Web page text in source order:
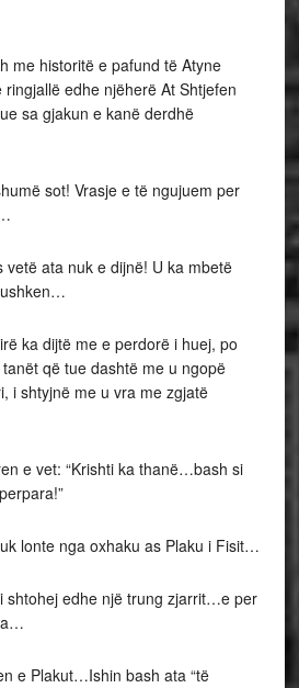
me historitë e pafund të Atyne
edhe njëherë At Shtjefen
sa gjakun e kanë derdhë
sot! Vrasje e të ngujuem per
vetë ata nuk e dijnë! U ka mbetë
ka dijtë me e perdorë i huej, po
që tue dashtë me u ngopë
i shtyjnë me u vra me zgjatë
e vet: “Krishti ka thanë…bash si
lonte nga oxhaku as Plaku i Fisit…
edhe një trung zjarrit…e per
e Plakut…Ishin bash ata “të